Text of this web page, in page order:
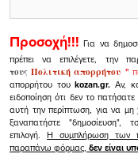
Προσοχή!!! Για να
πρέπει να επιλέγετε, την
τουςΠολιτική απορρήτου"
απορρήτου τουkozan.gr. Αν,
ειδοποίηση ότι δεν το
αυτή την περίπτωση, για να μη
ξαναπατήστε "δημοσίευση",
επιλογή.Η συμπλήρωση των
παραπάνω φόρμας, δεν είναι